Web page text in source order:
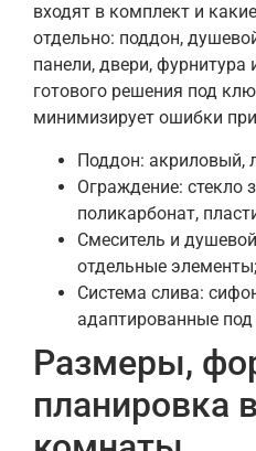
входят в комплект и
отдельно: поддон,
панели, двери,
готового решения под
минимизирует ошибки
Поддон: акриловый,
Ограждение: стекло
поликарбонат,
Смеситель и
отдельные элементы;
Система слива:
адаптированные
Размеры,
планировка